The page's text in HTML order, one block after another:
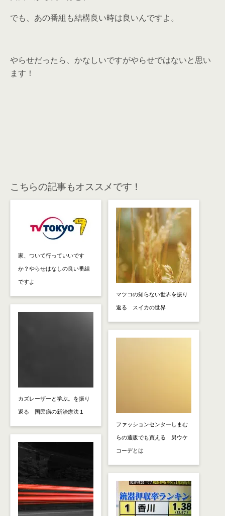
でも、あの番組も結構良い時は良いんですよ。
やらせだったら、かなしいですがやらせではないと思い
ます！
こちらの記事もオススメです！
家、ついて行っていいです
か？やらせはなしの良い番組
ですよ
カズレーザーと学ぶ。を振り
返る 国民病の新治療法１
マツコの知らない世界を振り
返る スイカの世界
ファッションセンターしまむ
らの通販でも買える 男ウケ
コーデとは